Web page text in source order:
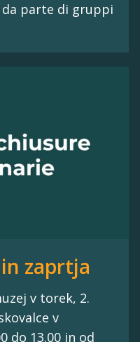
parte di gruppi
zaprtja
v torek, 2.
v
do 13.00 in od